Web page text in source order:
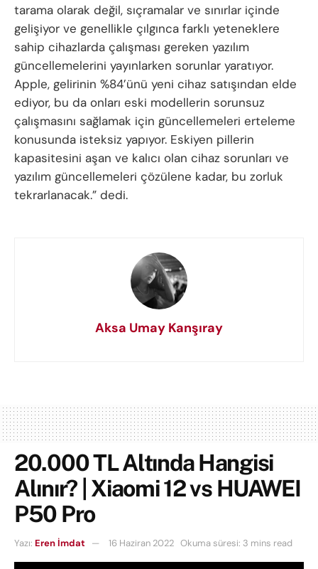
tarama olarak değil, sıçramalar ve sınırlar içinde
gelişiyor ve genellikle çılgınca farklı yeteneklere
sahip cihazlarda çalışması gereken yazılım
güncellemelerini yayınlarken sorunlar yaratıyor.
Apple, gelirinin %84’ünü yeni cihaz satışından elde
ediyor, bu da onları eski modellerin sorunsuz
çalışmasını sağlamak için güncellemeleri erteleme
konusunda isteksiz yapıyor. Eskiyen pillerin
kapasitesini aşan ve kalıcı olan cihaz sorunları ve
yazılım güncellemeleri çözülene kadar, bu zorluk
tekrarlanacak.” dedi.
Aksa Umay Kanşıray
20.000 TL Altında Hangisi
Alınır? | Xiaomi 12 vs HUAWEI
P50 Pro
Yazı: Eren İmdat 16 Haziran 2022 Okuma süresi: 3 mins read